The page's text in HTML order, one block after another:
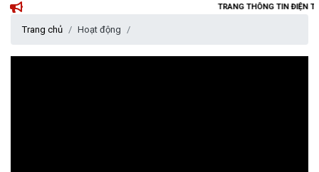
TRANG THÔNG TIN ĐIỆN TỬ XÃ
Trang chủ Hoạt động